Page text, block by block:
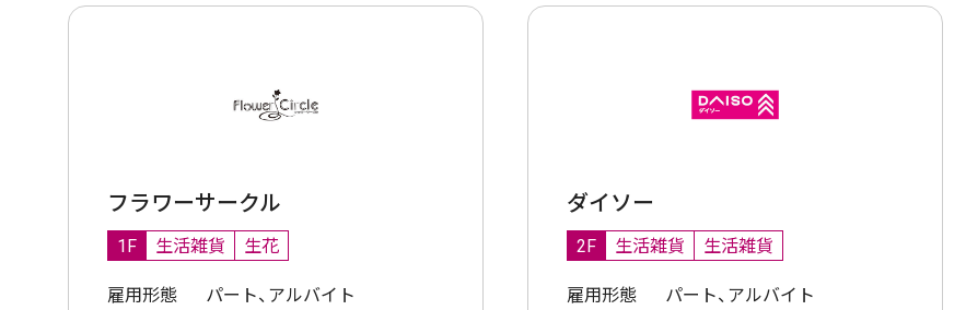
フラワーサークル
1F 生活雑貨 生花
雇用形態
パート、アルバイト
ダイソー
2F 生活雑貨 生活雑貨
雇用形態
パート、アルバイト